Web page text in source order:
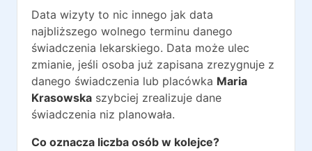
Data wizyty to nic innego jak data
najbliższego wolnego terminu danego
świadczenia lekarskiego. Data może ulec
zmianie, jeśli osoba już zapisana zrezygnuje z
danego świadczenia lub placówka Maria
Krasowska szybciej zrealizuje dane
świadczenia niz planowała.
Co oznacza liczba osób w kolejce?